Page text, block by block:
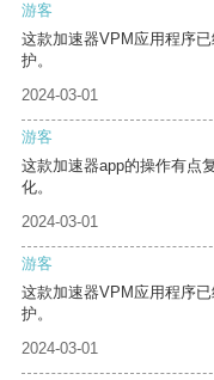
游客
这款加速器VPM应用程序
护。
2024-03-01
游客
这款加速器app的操作有点
化。
2024-03-01
游客
这款加速器VPM应用程序
护。
2024-03-01